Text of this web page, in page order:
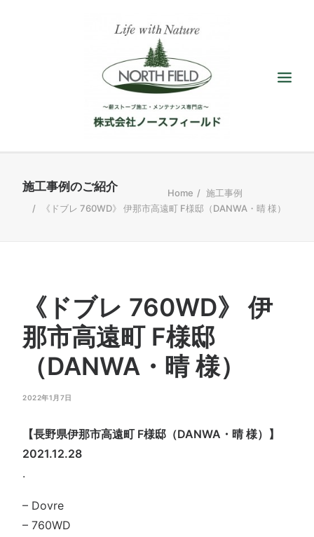
ショールーム
取扱い薪ストーブ
会社概要
お問い合わせ
SEARCH
Home
施工事例
《ドブレ 760WD》 伊那市高遠町 F様邸（DANWA・晴 様）
《ドブレ 760WD》 伊
那市高遠町 F様邸
（DANWA・晴 様）
2022年1月7日
【長野県伊那市高遠町 F様邸（DANWA・晴 様）】
2021.12.28
.
– Dovre
– 760WD